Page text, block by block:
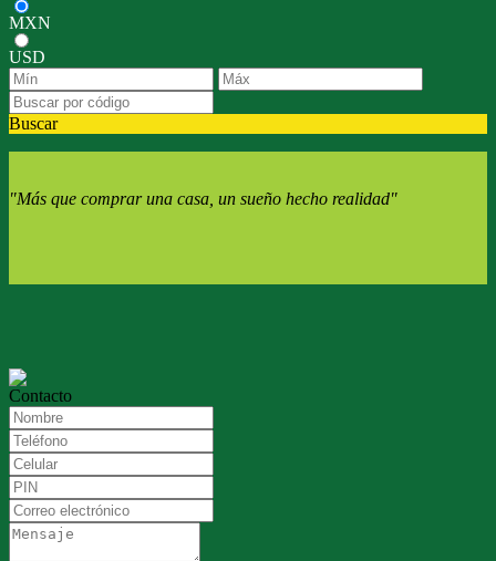
MXN
USD
Buscar
"Más que comprar una casa, un sueño hecho realidad"
Contacto